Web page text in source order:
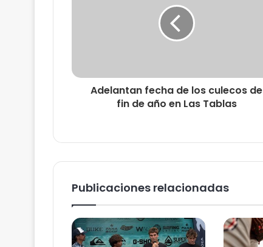
Adelantan fecha de los culecos de
fin de año en Las Tablas
Publicaciones relacionadas